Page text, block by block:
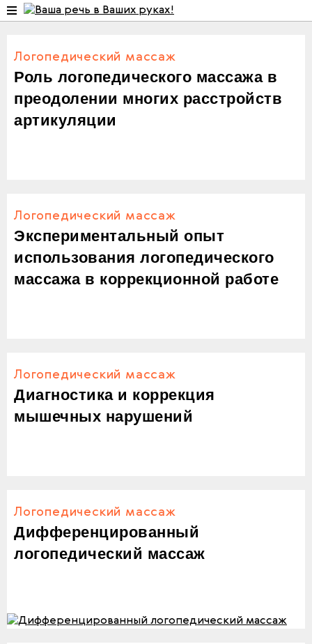
Логопедический массаж
Роль логопедического массажа в
преодолении многих расстройств
артикуляции
Логопедический массаж
Экспериментальный опыт
использования логопедического
массажа в коррекционной работе
Логопедический массаж
Диагностика и коррекция
мышечных нарушений
Логопедический массаж
Дифференцированный
логопедический массаж